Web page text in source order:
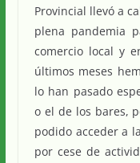
Provincial llevó a
plena pandemia
comercio local y
últimos meses
lo han pasado
o el de los bares,
podido acceder a
por cese de